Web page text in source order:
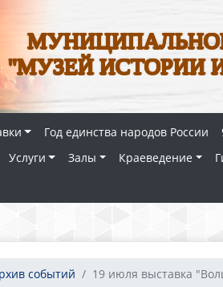
"МУЗЕЙ ИСТОРИИ
Год единства народов России
Услуги Залы Краеведение
событий 19 июля выставка